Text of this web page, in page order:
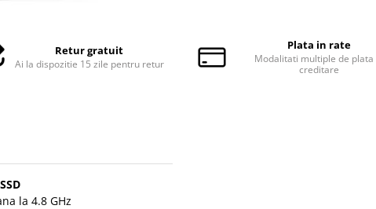
Retur gratuit
Ai la dispozitie 15 zile pentru retur
Plata in rate
Modalitati multiple de plata
creditare
la 4.8 GHz